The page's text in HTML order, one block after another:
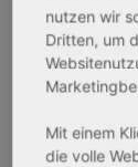
AfA Degressive
nutzen wir
Dritten, um
Mit einem
die volle